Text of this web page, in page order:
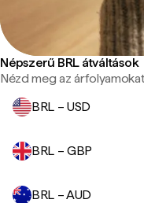
Népszerű BRL átváltások
Nézd meg az
BRL – USD
BRL – GBP
BRL – AUD